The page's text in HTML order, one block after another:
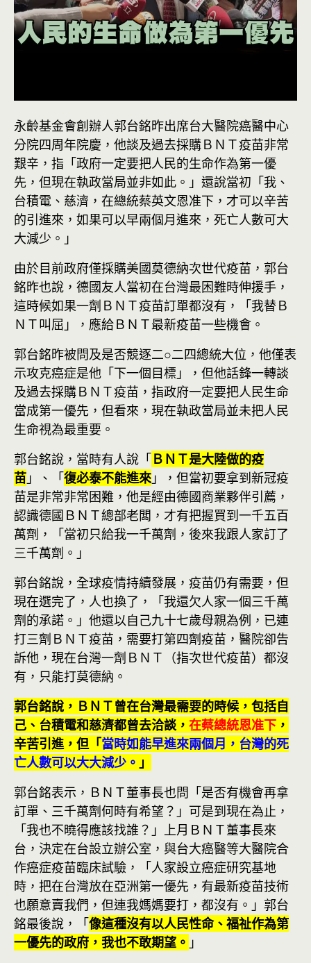
永齡基金會創辦人郭台銘昨出席台大醫院癌醫中心
分院四周年院慶，他談及過去採購ＢＮＴ疫苗非常
艱辛，指「政府一定要把人民的生命作為第一優
先，但現在執政當局並非如此。」還說當初「我、
台積電、慈濟，在總統蔡英文恩准下，才可以辛苦
的引進來，如果可以早兩個月進來，死亡人數可大
大減少。」
由於目前政府僅採購美國莫德納次世代疫苗，郭台
銘昨也說，德國友人當初在台灣最困難時伸援手，
這時候如果一劑ＢＮＴ疫苗訂單都沒有，「我替Ｂ
ＮＴ叫屈」，應給ＢＮＴ最新疫苗一些機會。
郭台銘昨被問及是否競逐二○二四總統大位，他僅表
示攻克癌症是他「下一個目標」，但他話鋒一轉談
及過去採購ＢＮＴ疫苗，指政府一定要把人民生命
當成第一優先，但看來，現在執政當局並未把人民
生命視為最重要。
郭台銘說，當時有人說「ＢＮＴ是大陸做的疫
苗 」、「復必泰不能進來」，但當初要拿到新冠疫
苗是非常非常困難，他是經由德國商業夥伴引薦，
認識德國ＢＮＴ總部老闆，才有把握買到一千五百
萬劑，「當初只給我一千萬劑，後來我跟人家訂了
三千萬劑。」
郭台銘說，全球疫情持續發展，疫苗仍有需要，但
現在選完了，人也換了，「我還欠人家一個三千萬
劑的承諾。」他還以自己九十七歲母親為例，已連
打三劑ＢＮＴ疫苗，需要打第四劑疫苗，醫院卻告
訴他，現在台灣一劑ＢＮＴ（指次世代疫苗）都沒
有，只能打莫德納。
郭台銘說，ＢＮＴ曾在台灣最需要的時候，包括自
己、台積電和慈濟都曾去洽談， 在蔡總統恩准下 ，
辛苦引進，但「當時如能早進來兩個月，台灣的死
亡人數可以大大減少。 」
郭台銘表示，ＢＮＴ董事長也問「是否有機會再拿
訂單、三千萬劑何時有希望？」可是到現在為止，
「我也不曉得應該找誰？」上月ＢＮＴ董事長來
台，決定在台設立辦公室，與台大癌醫等大醫院合
作癌症疫苗臨床試驗，「人家設立癌症研究基地
時，把在台灣放在亞洲第一優先，有最新疫苗技術
也願意賣我們，但連我媽媽要打，都沒有。」郭台
銘最後說，「像這種沒有以人民性命、福祉作為第
一優先的政府，我也不敢期望。 」